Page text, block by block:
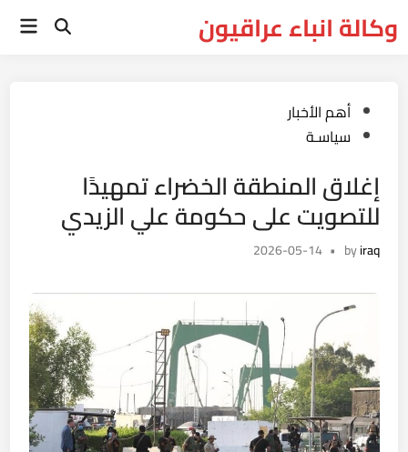
toوكالة انباء عراقيون Open
Posted
in
أهم الأخبار
سياسـة
إغلاق المنطقة الخضراء تمهيدًا
للتصويت على حكومة علي الزيدي
byiraq
•
2026-05-14